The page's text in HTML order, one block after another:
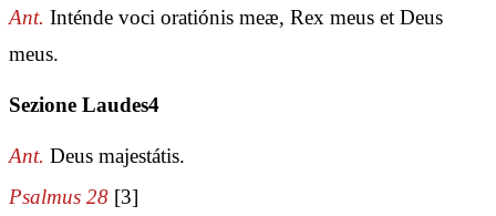
Ant. Inténde voci oratiónis meæ, Rex meus et Deus
meus.
Sezione Laudes4
Ant. Deus majestátis.
Psalmus 28 [3]